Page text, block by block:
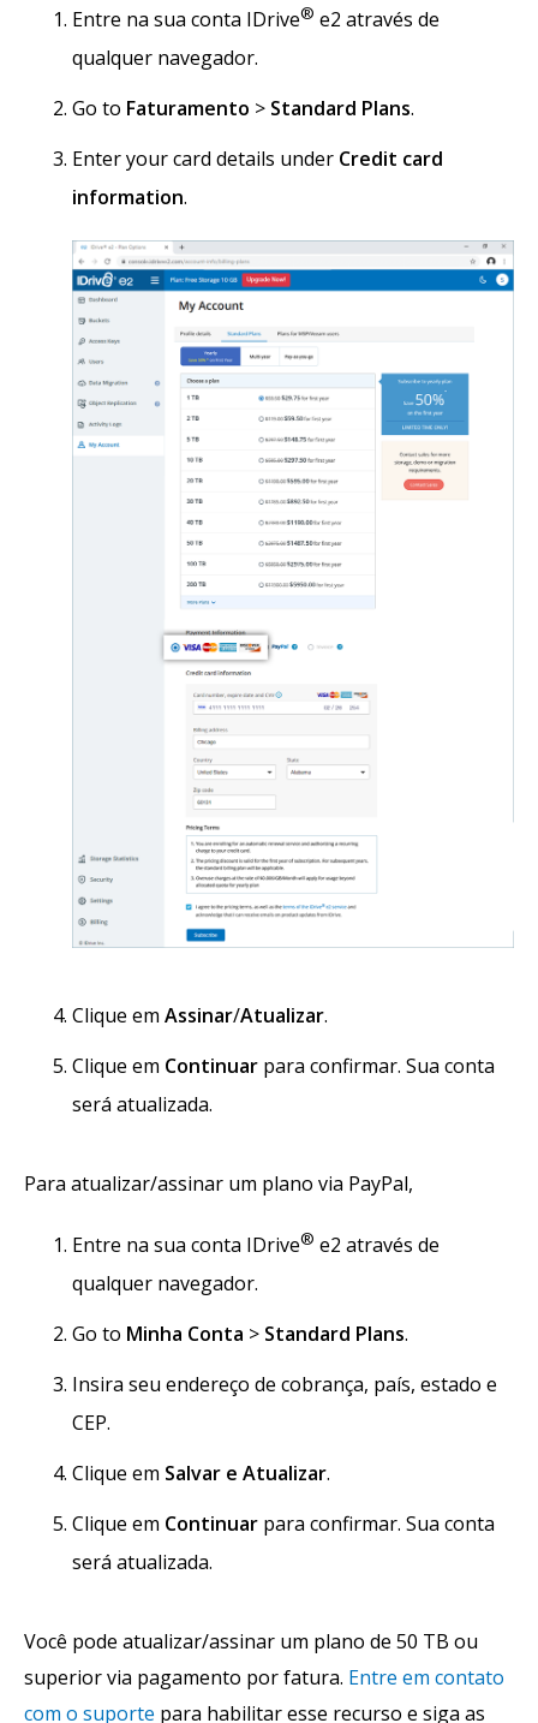
Entre na sua conta IDrive® e2 através de
qualquer navegador.
Go to Faturamento > Standard Plans.
Enter your card details under Credit card
information.
Clique em Assinar/Atualizar.
Clique em Continuar para confirmar. Sua conta
será atualizada.
Para atualizar/assinar um plano via PayPal,
Entre na sua conta IDrive® e2 através de
qualquer navegador.
Go to Minha Conta > Standard Plans.
Insira seu endereço de cobrança, país, estado e
CEP.
Clique em Salvar e Atualizar.
Clique em Continuar para confirmar. Sua conta
será atualizada.
Você pode atualizar/assinar um plano de 50 TB ou
superior via pagamento por fatura. Entre em contato
com o suporte para habilitar esse recurso e siga as